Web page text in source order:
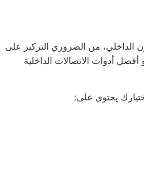
الداخلي، من الضروري التركيز على
أدوات الاتصالات الداخلية
يحتوي على: